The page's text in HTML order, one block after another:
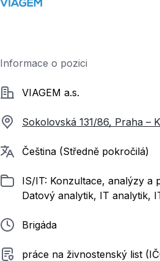
Informace o pozici
SpolečnostVIAGEM a.s.
Sokolovská 131/86, Praha –
Požadované jazyky
Čeština (Středně pokročilá)
ZařazenoIS/IT: Konzultace, analýzy a
Datový analytik, IT analytik,
Typ pracovního poměru
Brigáda
Typ smluvního vztahu
práce na živnostenský list